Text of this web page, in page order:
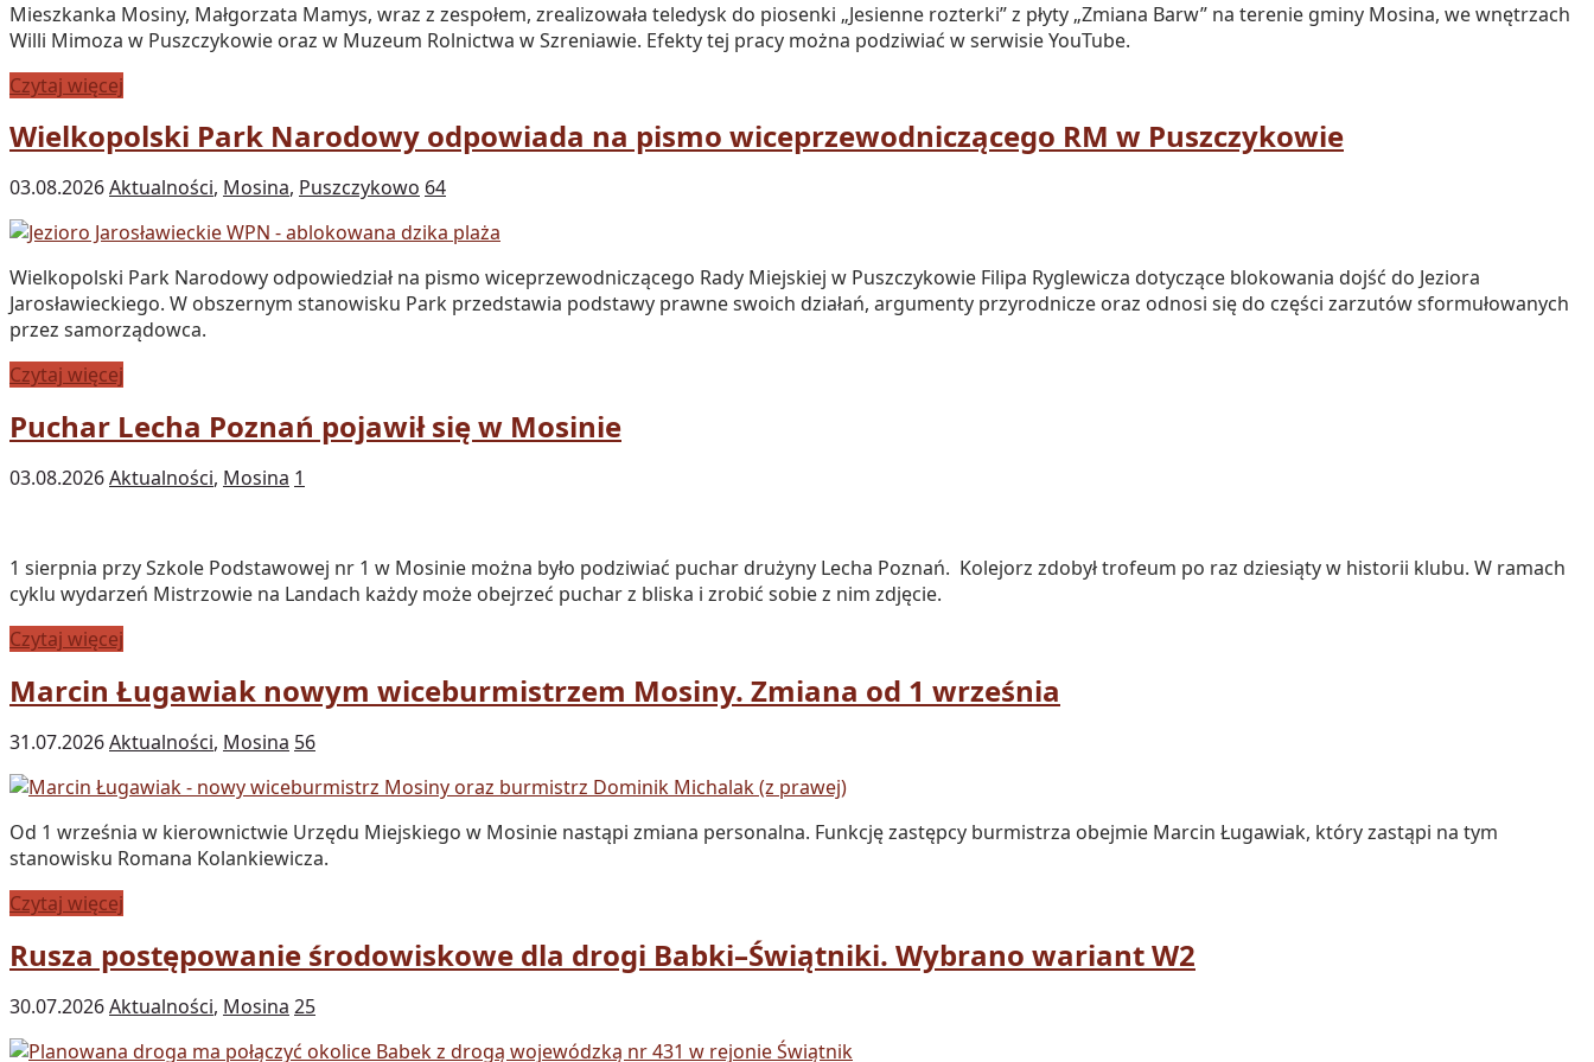
Mieszkanka Mosiny, Małgorzata Mamys, wraz z zespołem, zrealizowała teledysk do piosenki „Jesienne rozterki” z płyty „Zmiana Barw” na terenie gminy Mosina, we wnętrzach
Willi Mimoza w Puszczykowie oraz w Muzeum Rolnictwa w Szreniawie. Efekty tej pracy można podziwiać w serwisie YouTube.
Czytaj więcej
Wielkopolski Park Narodowy odpowiada na pismo wiceprzewodniczącego RM w Puszczykowie
03.08.2026Aktualności, Mosina, Puszczykowo 64
Wielkopolski Park Narodowy odpowiedział na pismo wiceprzewodniczącego Rady Miejskiej w Puszczykowie Filipa Ryglewicza dotyczące blokowania dojść do Jeziora
Jarosławieckiego. W obszernym stanowisku Park przedstawia podstawy prawne swoich działań, argumenty przyrodnicze oraz odnosi się do części zarzutów sformułowanych
przez samorządowca.
Czytaj więcej
Puchar Lecha Poznań pojawił się w Mosinie
03.08.2026Aktualności, Mosina 1
1 sierpnia przy Szkole Podstawowej nr 1 w Mosinie można było podziwiać puchar drużyny Lecha Poznań. Kolejorz zdobył trofeum po raz dziesiąty w historii klubu. W ramach
cyklu wydarzeń Mistrzowie na Landach każdy może obejrzeć puchar z bliska i zrobić sobie z nim zdjęcie.
Czytaj więcej
Marcin Ługawiak nowym wiceburmistrzem Mosiny. Zmiana od 1 września
31.07.2026Aktualności, Mosina 56
Od 1 września w kierownictwie Urzędu Miejskiego w Mosinie nastąpi zmiana personalna. Funkcję zastępcy burmistrza obejmie Marcin Ługawiak, który zastąpi na tym
stanowisku Romana Kolankiewicza.
Czytaj więcej
Rusza postępowanie środowiskowe dla drogi Babki–Świątniki. Wybrano wariant W2
30.07.2026Aktualności, Mosina 25